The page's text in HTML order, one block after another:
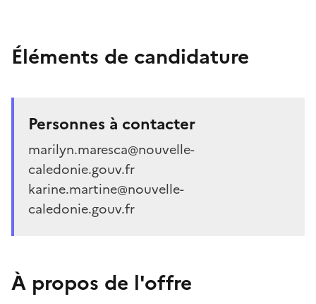
Éléments de candidature
Personnes à contacter
marilyn.maresca@nouvelle-
caledonie.gouv.fr
karine.martine@nouvelle-
caledonie.gouv.fr
À propos de l'offre